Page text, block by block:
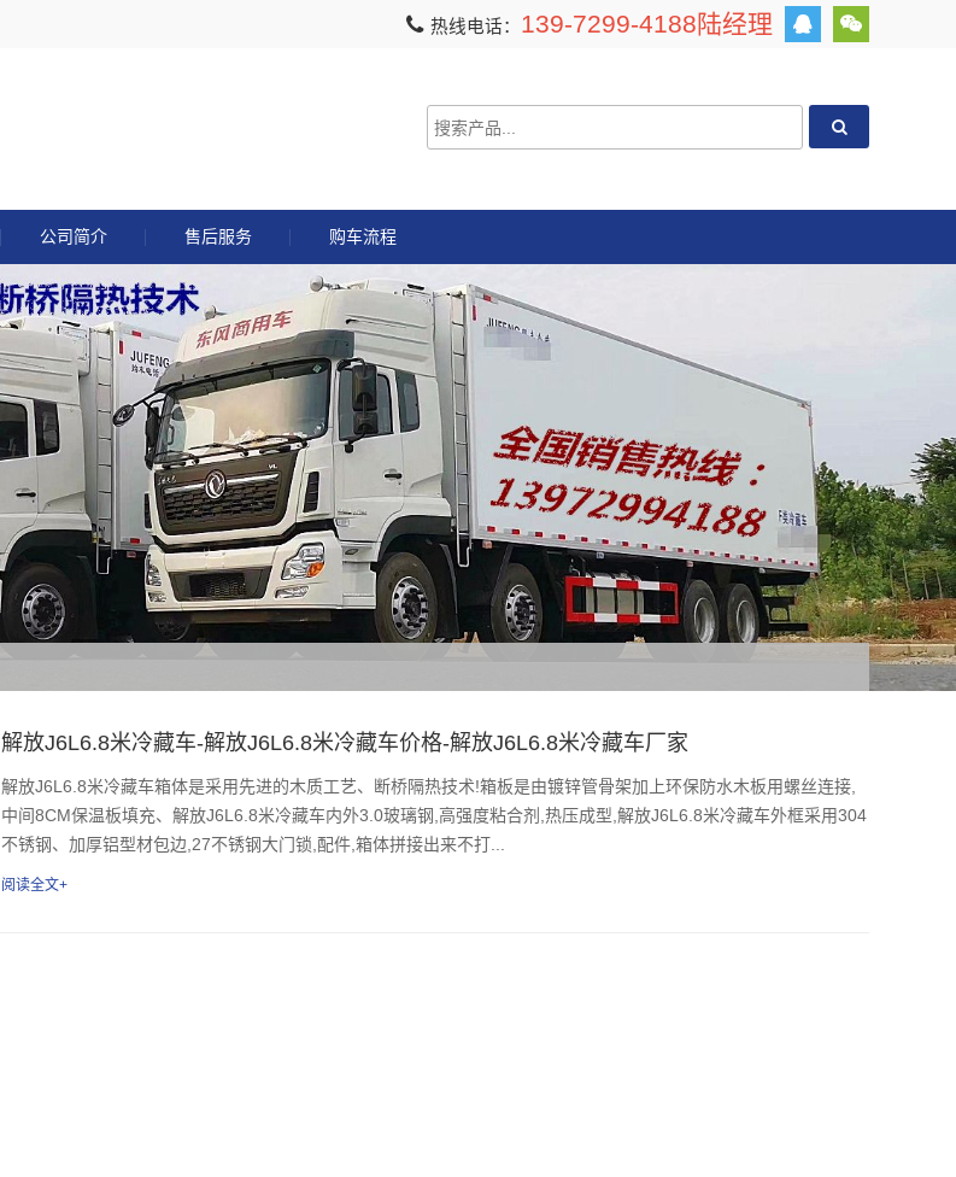
热线电话： 139-7299-4188陆经理
公司简介 售后服务 购车流程
解放J6L6.8米冷藏车-解放J6L6.8米冷藏车价格-解放J6L6.8米冷藏车厂家
解放J6L6.8米冷藏车箱体是采用先进的木质工艺、断桥隔热技术!箱板是由镀锌管骨架加上环保防水木板用螺丝连接,
中间8CM保温板填充、解放J6L6.8米冷藏车内外3.0玻璃钢,高强度粘合剂,热压成型,解放J6L6.8米冷藏车外框采用304
不锈钢、加厚铝型材包边,27不锈钢大门锁,配件,箱体拼接出来不打...
阅读全文+